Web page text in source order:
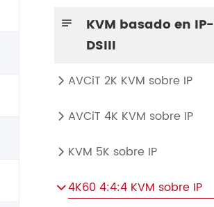

KVM basado en IP-
DSIII
 AVCiT 2K KVM sobre IP
 AVCiT 4K KVM sobre IP
 KVM 5K sobre IP
 4K60 4:4:4 KVM sobre IP